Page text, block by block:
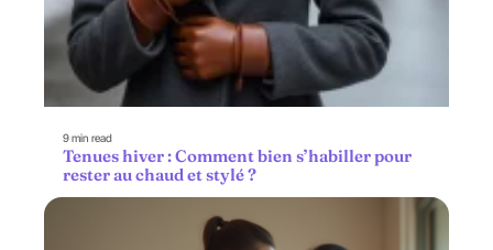
9 min read
Tenues hiver : Comment bien s’habiller pour
rester au chaud et stylé ?